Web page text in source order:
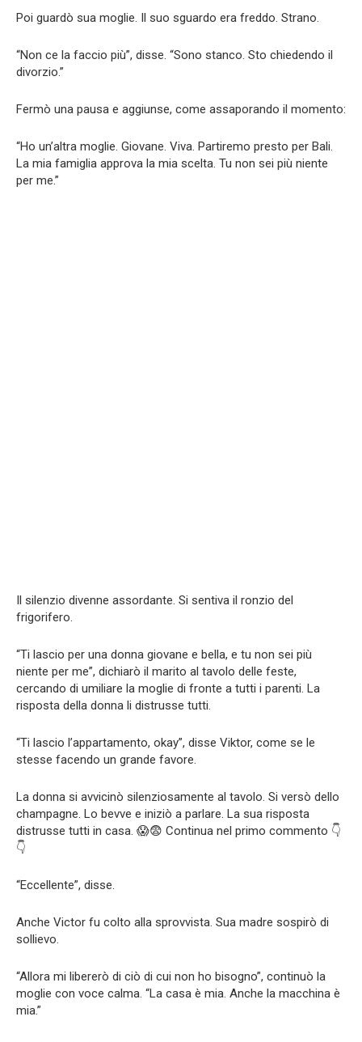
Poi guardò sua moglie. Il suo sguardo era freddo. Strano.
“Non ce la faccio più”, disse. “Sono stanco. Sto chiedendo il
divorzio.”
Fermò una pausa e aggiunse, come assaporando il momento:
“Ho un’altra moglie. Giovane. Viva. Partiremo presto per Bali.
La mia famiglia approva la mia scelta. Tu non sei più niente
per me.”
Il silenzio divenne assordante. Si sentiva il ronzio del
frigorifero.
“Ti lascio per una donna giovane e bella, e tu non sei più
niente per me”, dichiarò il marito al tavolo delle feste,
cercando di umiliare la moglie di fronte a tutti i parenti. La
risposta della donna li distrusse tutti.
“Ti lascio l’appartamento, okay”, disse Viktor, come se le
stesse facendo un grande favore.
La donna si avvicinò silenziosamente al tavolo. Si versò dello
champagne. Lo bevve e iniziò a parlare. La sua risposta
distrusse tutti in casa. 😱😨 Continua nel primo commento 👇
👇
“Eccellente”, disse.
Anche Victor fu colto alla sprovvista. Sua madre sospirò di
sollievo.
“Allora mi libererò di ciò di cui non ho bisogno”, continuò la
moglie con voce calma. “La casa è mia. Anche la macchina è
mia.”